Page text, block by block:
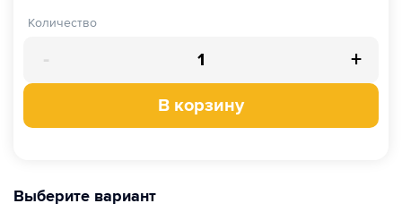
Количество
- +
В корзину
Выберите вариант